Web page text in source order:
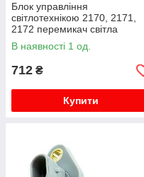
Блок управління
світлотехнікою 2170, 2171,
2172 перемикач світла
(вертикальний роз'єм) 2 ПТФ
ЛЮКС
В наявності 1 од.
712 ₴
Купити